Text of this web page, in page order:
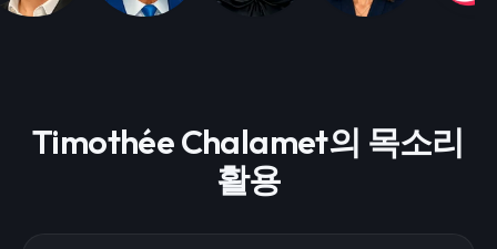
Timothée Chalamet의 목소리
활용